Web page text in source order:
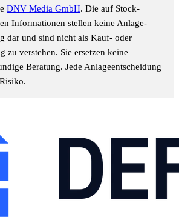
DNV Media GmbH. Die auf Stock-
Informationen stellen keine Anlage-
dar und sind nicht als Kauf- oder
zu verstehen. Sie ersetzen keine
Beratung. Jede Anlageentscheidung